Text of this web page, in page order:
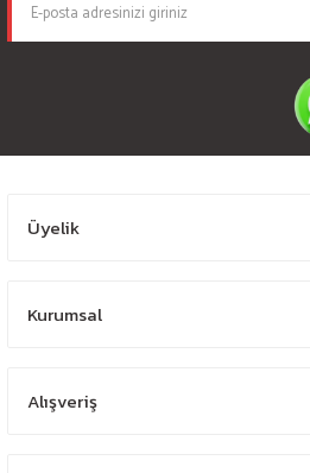
Üyelik
Kurumsal
Alışveriş